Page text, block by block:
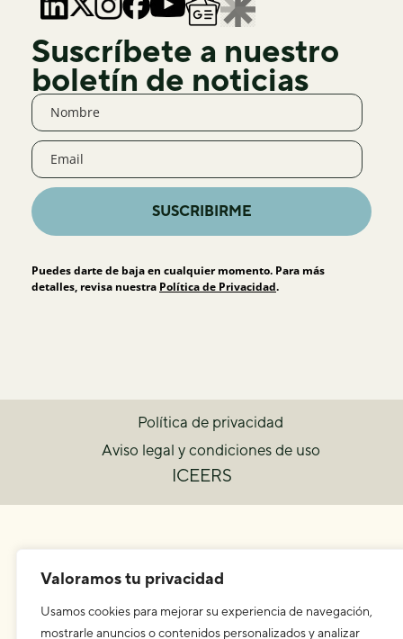
Valoramos tu privacidad
Usamos cookies para mejorar su experiencia de navegación,
mostrarle anuncios o contenidos personalizados y analizar
Suscríbete a nuestro
boletín de noticias
SUSCRIBIRME
Puedes darte de baja en cualquier momento. Para más
detalles, revisa nuestra Política de Privacidad.
ICEERS
Política de privacidad
Aviso legal y condiciones de uso